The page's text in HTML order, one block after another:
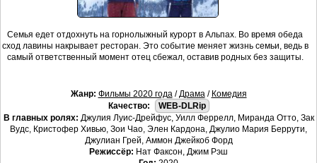
Семья едет отдохнуть на горнолыжный курорт в Альпах. Во время обеда
сход лавины накрывает ресторан. Это событие меняет жизнь семьи, ведь в
самый ответственный момент отец сбежал, оставив родных без защиты.
Жанр: Фильмы 2020 года/Драма/ Комедия
Качество:
WEB-DLRip
В главных ролях: Джулия Луис-Дрейфус, Уилл Феррелл, Миранда Отто, Зак
Вудс, Кристофер Хивью, Зои Чао, Элен Кардона, Джулио Мария Беррути,
Джулиан Грей, Аммон Джейкоб Форд
Режиссёр: Нат Факсон, Джим Рэш